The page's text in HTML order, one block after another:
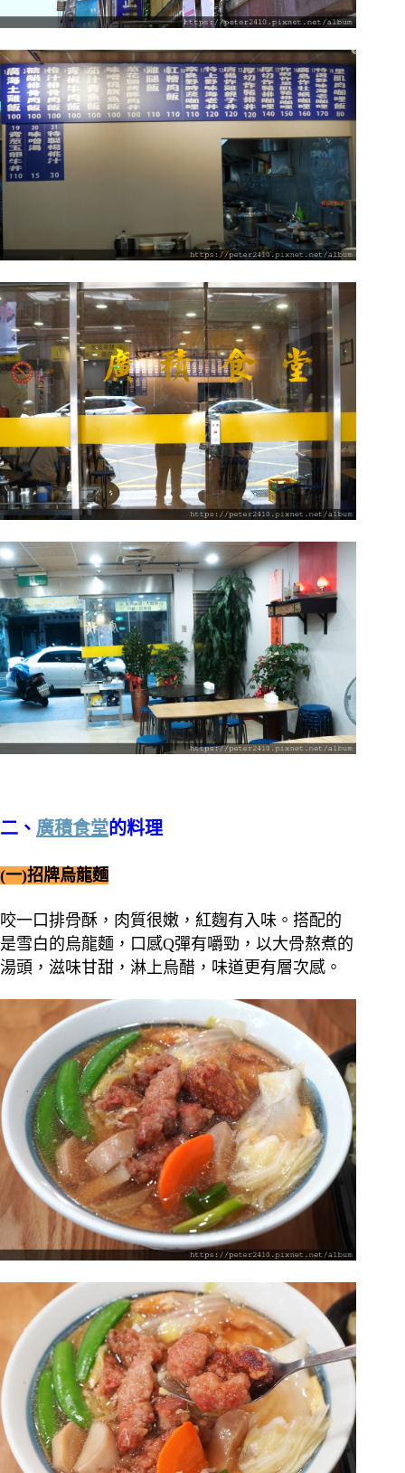
二、 廣積食堂的料理
(一)招牌烏龍麵
咬一口排骨酥，肉質很嫩，紅麴有入味。搭配的
是雪白的烏龍麵，口感Q彈有嚼勁，以大骨熬煮的
湯頭，滋味甘甜，淋上烏醋，味道更有層次感。